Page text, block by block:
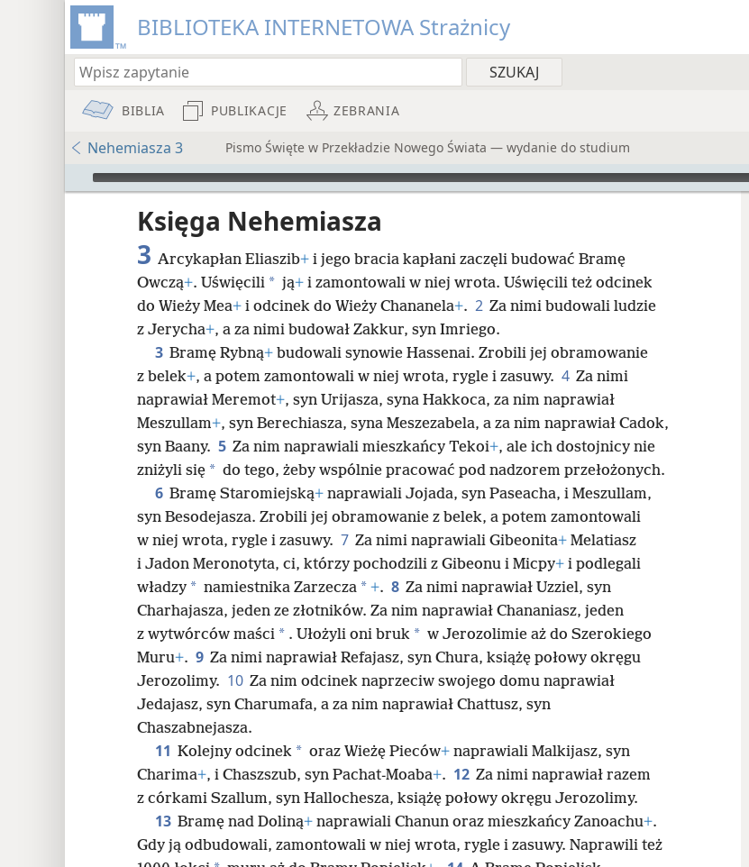
BIBLIOTEKA INTERNETOWA Strażnicy
BIBLIA PUBLIKACJE ZEBRANIA
Nehemiasza 3 Pismo Święte w Przekładzie Nowego Świata — wydanie do studium
Audio Player
Księga Nehemiasza
3 Arcykapłan Eliaszib+ i jego bracia kapłani zaczęli budować Bramę
Owczą+. Uświęcili * ją+ i zamontowali w niej wrota. Uświęcili też odcinek
do Wieży Mea+ i odcinek do Wieży Chananela+. 2 Za nimi budowali ludzie
z Jerycha+, a za nimi budował Zakkur, syn Imriego.
3 Bramę Rybną+ budowali synowie Hassenai. Zrobili jej obramowanie
z belek+, a potem zamontowali w niej wrota, rygle i zasuwy. 4 Za nimi
naprawiał Meremot+, syn Urijasza, syna Hakkoca, za nim naprawiał
Meszullam+, syn Berechiasza, syna Meszezabela, a za nim naprawiał Cadok,
syn Baany. 5 Za nim naprawiali mieszkańcy Tekoi+, ale ich dostojnicy nie
zniżyli się * do tego, żeby wspólnie pracować pod nadzorem przełożonych.
6 Bramę Staromiejską+ naprawiali Jojada, syn Paseacha, i Meszullam,
syn Besodejasza. Zrobili jej obramowanie z belek, a potem zamontowali
w niej wrota, rygle i zasuwy. 7 Za nimi naprawiali Gibeonita+ Melatiasz
i Jadon Meronotyta, ci, którzy pochodzili z Gibeonu i Micpy+ i podlegali
władzy * namiestnika Zarzecza * +. 8 Za nimi naprawiał Uzziel, syn
Charhajasza, jeden ze złotników. Za nim naprawiał Chananiasz, jeden
z wytwórców maści * . Ułożyli oni bruk * w Jerozolimie aż do Szerokiego
Muru+. 9 Za nimi naprawiał Refajasz, syn Chura, książę połowy okręgu
Jerozolimy. 10 Za nim odcinek naprzeciw swojego domu naprawiał
Jedajasz, syn Charumafa, a za nim naprawiał Chattusz, syn
Chaszabnejasza.
11 Kolejny odcinek * oraz Wieżę Pieców+ naprawiali Malkijasz, syn
Charima+, i Chaszszub, syn Pachat-Moaba+. 12 Za nimi naprawiał razem
z córkami Szallum, syn Hallochesza, książę połowy okręgu Jerozolimy.
13 Bramę nad Doliną+ naprawiali Chanun oraz mieszkańcy Zanoachu+.
Gdy ją odbudowali, zamontowali w niej wrota, rygle i zasuwy. Naprawili też